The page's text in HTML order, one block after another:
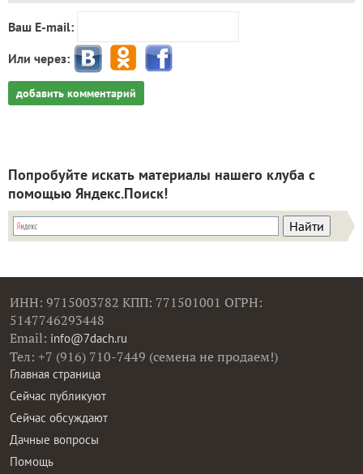
Ваш E-mail:
Или через:
добавить комментарий
Попробуйте искать материалы нашего клуба с
помощью Яндекс.Поиск!
ИНН: 9715003782 КПП: 771501001 ОГРН:
5147746293448
Email: info@7dach.ru
Тел: +7 (916) 710-7449 (семена не продаем!)
Главная страница
Сейчас публикуют
Сейчас обсуждают
Дачные вопросы
Помощь